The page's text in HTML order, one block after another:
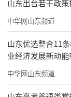
山东出台若干政
中华网山东频道
山东优选整合11
业经济发展新动
中华网山东频道